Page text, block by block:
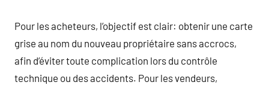
Pour les acheteurs, l’objectif est clair: obtenir une carte
grise au nom du nouveau propriétaire sans accrocs,
afin d’éviter toute complication lors du contrôle
technique ou des accidents. Pour les vendeurs,